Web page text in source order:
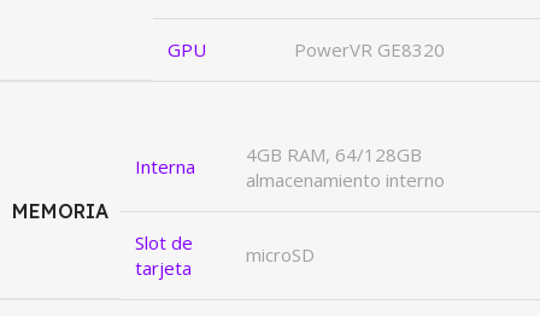
GPU PowerVR GE8320
MEMORIA
Interna
4GB RAM, 64/128GB
almacenamiento interno
Slot de
tarjeta
microSD